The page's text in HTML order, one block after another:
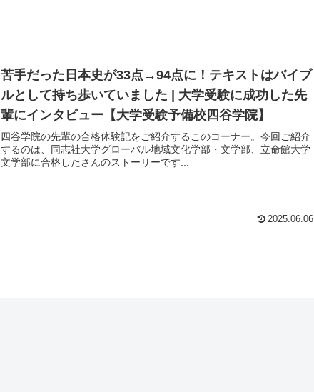
苦手だった日本史が33点→94点に！テキストはバイブ
ルとして持ち歩いていました | 大学受験に成功した先
輩にインタビュー【大学受験予備校四谷学院】
四谷学院の先輩の合格体験記をご紹介するこのコーナー。今回ご紹介
するのは、同志社大学グローバル地域文化学部・文学部、立命館大学
文学部に合格したさんのストーリーです...
2025.06.06